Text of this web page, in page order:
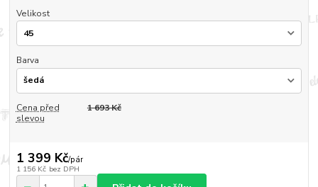
Velikost
Barva
Cena před
slevou
1 693 Kč
1 399 Kč/pár
1 156 Kč bez DPH